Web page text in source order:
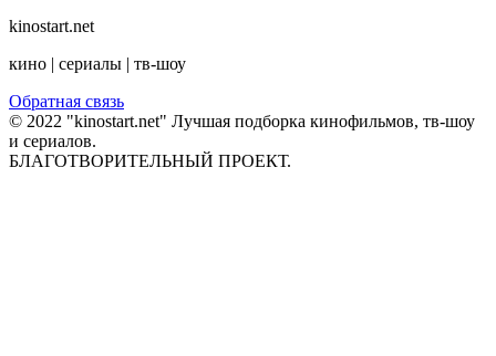
kinostart.net
кино | сериалы | тв-шоу
Обратная связь
© 2022 "kinostart.net" Лучшая подборка кинофильмов, тв-шоу
и сериалов.
БЛАГОТВОРИТЕЛЬНЫЙ ПРОЕКТ.